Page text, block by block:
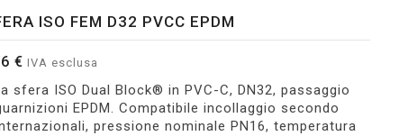
ISO FEM D32 PVCC EPDM
€ IVA esclusa
sfera ISO Dual Block® in PVC-C, DN32, passaggio
EPDM. Compatibile incollaggio secondo
pressione nominale PN16, temperatura